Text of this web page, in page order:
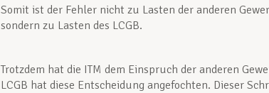
Somit ist der Fehler nicht zu Lasten der anderen
sondern zu Lasten des LCGB.
Trotzdem hat die ITM dem Einspruch der anderen
LCGB hat diese Entscheidung angefochten. Dieser